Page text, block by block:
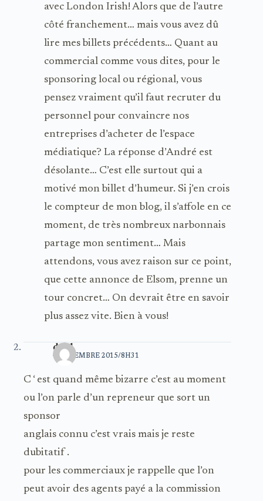
avec London Irish! Alors que de l’autre
côté franchement… mais vous avez dû
lire mes billets précédents… Quant au
commercial comme vous dites, pour le
sponsoring local ou régional, vous
pensez vraiment qu’il faut recruter du
personnel pour convaincre nos
entreprises d’acheter de l’espace
médiatique? La réponse d’André est
désolante… C’est elle surtout qui a
motivé mon billet d’humeur. Si j’en crois
le compteur de mon blog, il s’affole en ce
moment, de très nombreux narbonnais
partage mon sentiment… Mais
attendons, vous avez raison sur ce point,
que cette annonce de Elsom, prenne un
tour concret… On devrait être en savoir
plus assez vite. Bien à vous!
dd11
4 DÉCEMBRE 2015/8H31
C ‘ est quand même bizarre c’est au moment
ou l’on parle d’un repreneur que sort un
sponsor
anglais connu c’est vrais mais je reste
dubitatif .
pour les commerciaux je rappelle que l’on
peut avoir des agents payé a la commission